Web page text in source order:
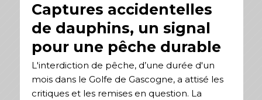
Captures accidentelles
de dauphins, un signal
pour une pêche durable
L'interdiction de pêche, d’une durée d'un
mois dans le Golfe de Gascogne, a attisé les
critiques et les remises en question. La